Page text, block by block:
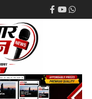
Facebook
Youtube